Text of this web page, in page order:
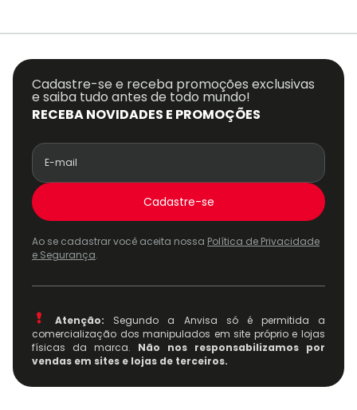
RECEBA NOVIDADES E PROMOÇÕES
Cadastre-se e receba promoções exclusivas
e saiba tudo antes de todo mundo!
Cadastre-se
Ao se cadastrar você aceita nossa Política de Privacidade
e Segurança.
Atenção: Segundo a Anvisa só é permitida a
comercialização dos manipulados em site próprio e lojas
físicas da marca. Não nos responsabilizamos por
vendas em sites e lojas de terceiros.